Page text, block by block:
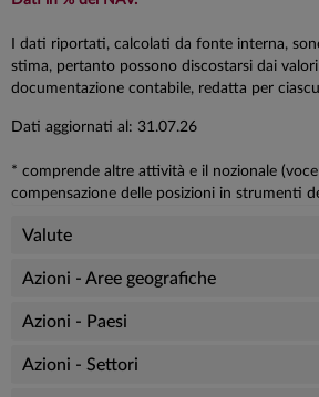
I dati riportati, calcolati da fonte interna,
stima, pertanto possono discostarsi dai
documentazione contabile, redatta per
Dati aggiornati al: 31.07.26
* comprende altre attività e il nozionale
compensazione delle posizioni in strumenti
Valute
Azioni - Aree geografiche
Azioni - Paesi
Azioni - Settori